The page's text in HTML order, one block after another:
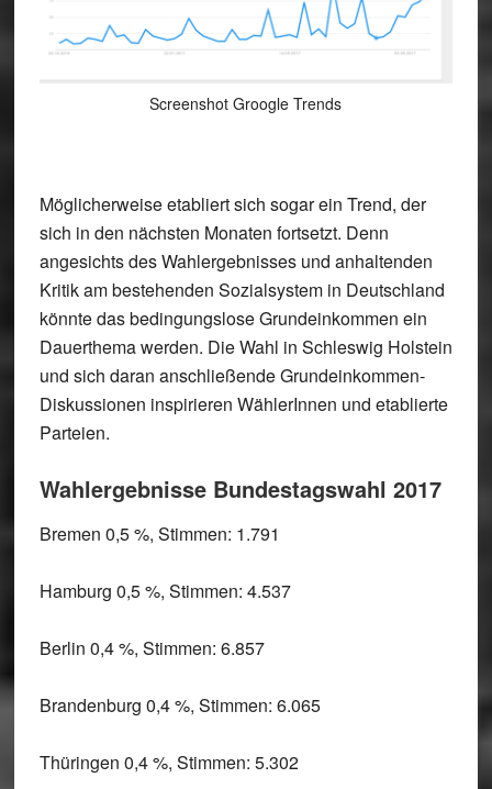
Screenshot Groogle Trends
Möglicherweise etabliert sich sogar ein Trend, der
sich in den nächsten Monaten fortsetzt. Denn
angesichts des Wahlergebnisses und anhaltenden
Kritik am bestehenden Sozialsystem in Deutschland
könnte das bedingungslose Grundeinkommen ein
Dauerthema werden. Die Wahl in Schleswig Holstein
und sich daran anschließende Grundeinkommen-
Diskussionen inspirieren WählerInnen und etablierte
Parteien.
Wahlergebnisse Bundestagswahl 2017
Bremen 0,5 %, Stimmen: 1.791
Hamburg 0,5 %, Stimmen: 4.537
Berlin 0,4 %, Stimmen: 6.857
Brandenburg 0,4 %, Stimmen: 6.065
Thüringen 0,4 %, Stimmen: 5.302